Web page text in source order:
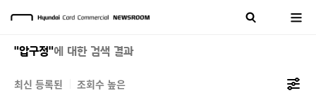
"압구정"에 대한 검색 결과
최신 등록된 조회수 높은